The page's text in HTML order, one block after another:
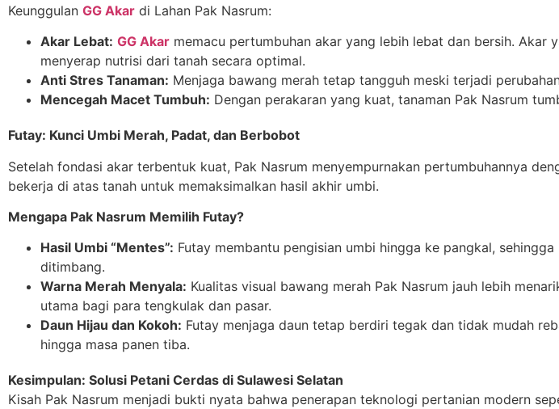
Keunggulan GG Akar di Lahan Pak Nasrum:
Akar Lebat: GG Akar memacu pertumbuhan akar yang lebih lebat dan bersih. Akar
menyerap nutrisi dari tanah secara optimal.
Anti Stres Tanaman: Menjaga bawang merah tetap tangguh meski terjadi
Mencegah Macet Tumbuh: Dengan perakaran yang kuat, tanaman Pak Nasrum
Futay: Kunci Umbi Merah, Padat, dan Berbobot
Setelah fondasi akar terbentuk kuat, Pak Nasrum menyempurnakan pertumbuhannya
bekerja di atas tanah untuk memaksimalkan hasil akhir umbi.
Mengapa Pak Nasrum Memilih Futay?
Hasil Umbi “Mentes”: Futay membantu pengisian umbi hingga ke pangkal,
ditimbang.
Warna Merah Menyala: Kualitas visual bawang merah Pak Nasrum jauh lebih
utama bagi para tengkulak dan pasar.
Daun Hijau dan Kokoh: Futay menjaga daun tetap berdiri tegak dan tidak mudah
hingga masa panen tiba.
Kesimpulan: Solusi Petani Cerdas di Sulawesi Selatan
Kisah Pak Nasrum menjadi bukti nyata bahwa penerapan teknologi pertanian modern